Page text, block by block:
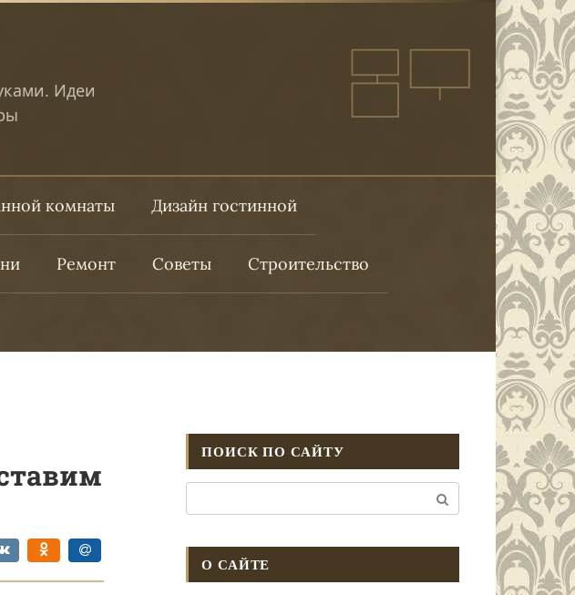
Идеи
комнаты Дизайн гостинной
Ремонт Советы Строительство
ПОИСК ПО САЙТУ
О САЙТЕ